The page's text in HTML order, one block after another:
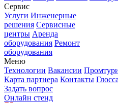
Сервис
Услуги Инженерные
решения Сервисные
центры Аренда
оборудования Ремонт
оборудования
Меню
Технологии Вакансии
Карта партнера Контакты
Задать вопрос
Онлайн стенд